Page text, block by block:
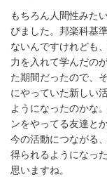
もちろん人間性みた
びました。邦楽科基
ないんですけれども
力を入れて学んだの
た期間だったので、
にやっていた新しい
ようになったのかな
ンをやってる友達と
今の活動につながる
得られるようになっ
思いますね。